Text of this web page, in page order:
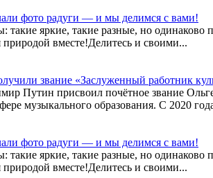
фото радуги — и мы делимся с вами!
такие яркие, такие разные, но
вместе!Делитесь и своими...
звание «Заслуженный работник
Путин присвоил почётное звание
музыкального образования. С 2020
фото радуги — и мы делимся с вами!
такие яркие, такие разные, но
вместе!Делитесь и своими...